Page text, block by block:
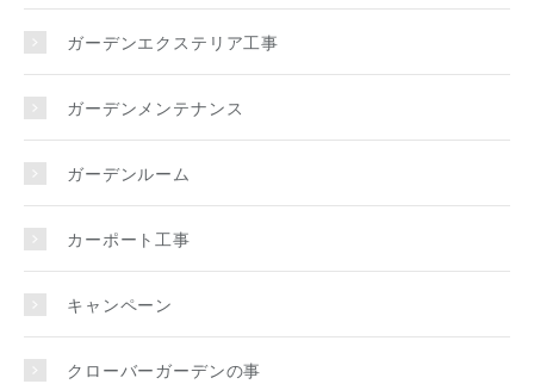
ガーデンエクステリア工事
ガーデンメンテナンス
ガーデンルーム
カーポート工事
キャンペーン
クローバーガーデンの事